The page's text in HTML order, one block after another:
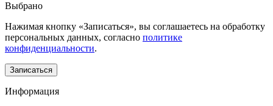
Выбрано
Нажимая кнопку «Записаться», вы соглашаетесь на обработку
персональных данных, согласно политике
конфиденциальности.
Информация